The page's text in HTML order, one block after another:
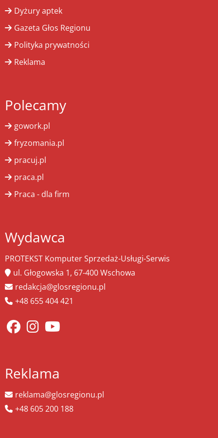
Dyżury aptek
Gazeta Głos Regionu
Polityka prywatności
Reklama
Polecamy
gowork.pl
fryzomania.pl
pracuj.pl
praca.pl
Praca - dla firm
Wydawca
PROTEKST Komputer Sprzedaż-Usługi-Serwis
ul. Głogowska 1, 67-400 Wschowa
redakcja@glosregionu.pl
+48 655 404 421
Reklama
reklama@glosregionu.pl
+48 605 200 188